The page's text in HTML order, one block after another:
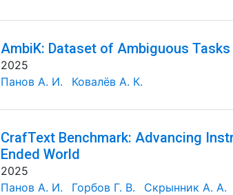
AmbiK: Dataset of Ambiguous
2025
Панов А. И.
Ковалёв А. К.
CrafText Benchmark: Advancing
Ended World
2025
Панов А. И.
Горбов Г. В. Скрынник А. А.